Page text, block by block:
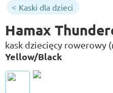
Kaski dla dzieci
Hamax
kask dziecięcy rowerowy
Yellow/Black